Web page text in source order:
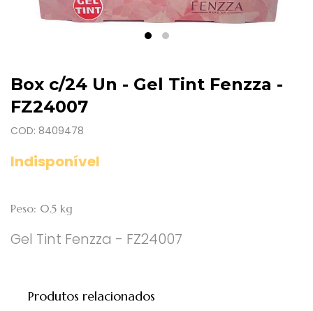
Box c/24 Un - Gel Tint Fenzza -
FZ24007
COD: 8409478
Indisponível
Peso: 0.5 kg
Gel Tint Fenzza - FZ24007
Produtos relacionados